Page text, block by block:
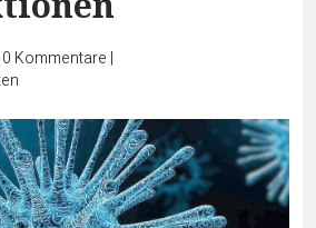
0 Kommentare |